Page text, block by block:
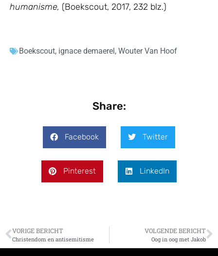
humanisme, (Boekscout, 2017, 232 blz.)
Boekscout, ignace demaerel, Wouter Van Hoof
Share:
Facebook Twitter
Pinterest LinkedIn
VORIGE BERICHT
Christendom en antisemitisme
VOLGENDE BERICHT
Oog in oog met Jakob